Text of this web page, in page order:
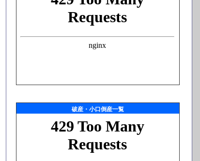
破産・小口倒産一覧